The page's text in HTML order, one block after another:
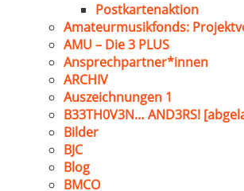
Postkartenaktion
Amateurmusikfonds:
AMU – Die 3 PLUS
Ansprechpartner*innen
ARCHIV
Auszeichnungen 1
B33TH0V3N… AND3RS!
Bilder
BJC
Blog
BMCO